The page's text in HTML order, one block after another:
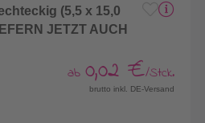
(5,5 x 15,0
JETZT AUCH
ab 0,02 €/Stck.
brutto inkl. DE-Versand